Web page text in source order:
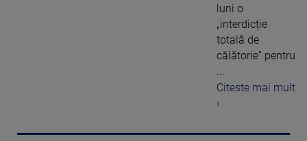
luni o
„interdicție
totală de
călătorie” pentru
Citeste mai mult
›